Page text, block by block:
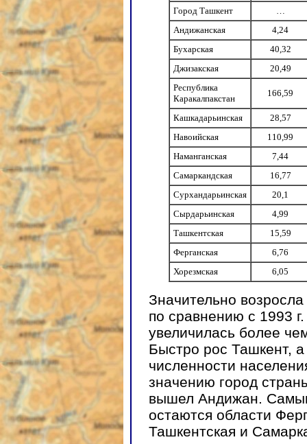
Город Ташкент
…
Андижанская
4,24
Бухарская
40,32
Джизакская
20,49
Республика
Каракалпакстан
166,59
Кашкадарьинская
28,57
Навоийская
110,99
Наманганская
7,44
Самаркандская
16,77
Сурхандарьинская
20,1
Сырдарьинская
4,99
Ташкентская
15,59
Ферганская
6,76
Хорезмская
6,05
Значительно
по сравнению с 1993
увеличилась более
Быстро рос Ташкент,
численности
значению город
вышел Андижан.
остаются области
Ташкентская и